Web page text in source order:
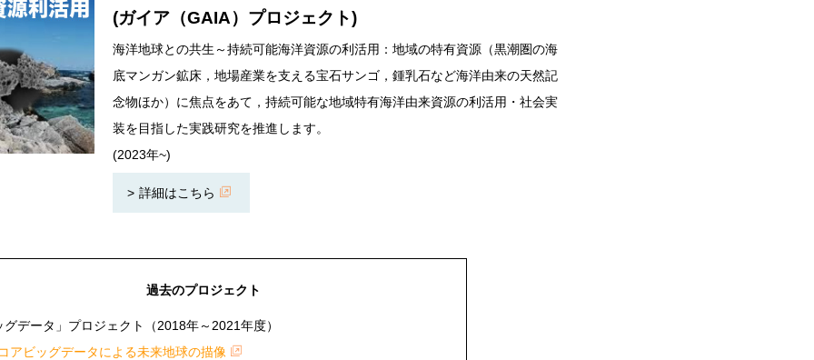
(ガイア（GAIA）プロジェクト)
海洋地球との共生～持続可能海洋資源の利活用：地域の特有資源（黒潮圏の海
底マンガン鉱床，地場産業を支える宝石サンゴ，鍾乳石など海洋由来の天然記
念物ほか）に焦点をあて，持続可能な地域特有海洋由来資源の利活用・社会実
装を目指した実践研究を推進します。
(2023年~)
詳細はこちら
過去のプロジェクト
グデータ」プロジェクト（2018年～2021年度）
アビッグデータによる未来地球の描像